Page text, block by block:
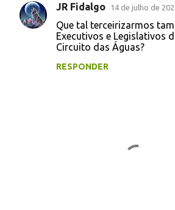
C
JR Fidalgo 14 de julho de
Que tal terceirizarmos
Executivos e Legislativos
Circuito das Águas?
RESPONDER